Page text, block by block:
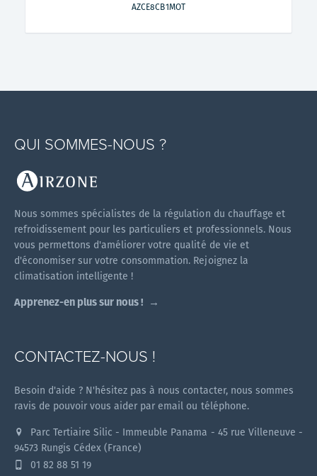
AZCE8CB1MOT
QUI SOMMES-NOUS ?
Nous sommes spécialistes de la régulation du chauffage et
refroidissement pour les particuliers et professionnels. Nous
vous permettons d'améliorer votre qualité de vie et
d'économiser sur votre consommation. Rejoignez la
climatisation intelligente !
Apprenez-en plus sur nous !
CONTACTEZ-NOUS !
Besoin d'aide ? N'hésitez pas à nous contacter, nous sommes
ravis de pouvoir vous aider par email ou téléphone.
Parc Tertiaire Silic - Immeuble Panama - 45 rue Villeneuve -
94573 Rungis Cédex (France)
01 82 88 51 19